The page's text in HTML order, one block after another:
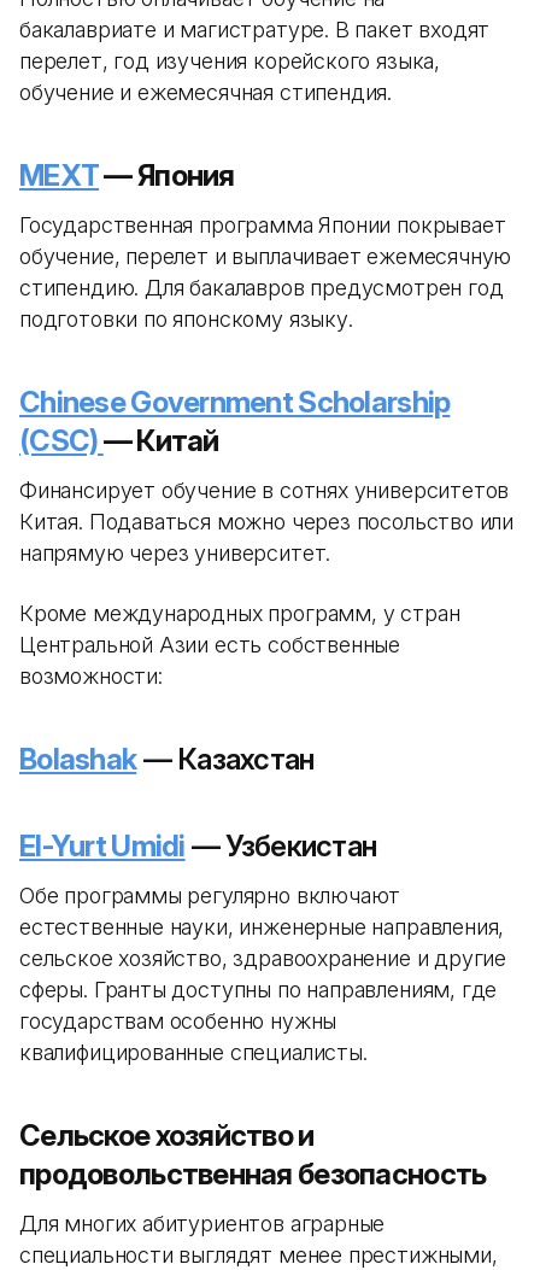
бакалавриате и магистратуре. В пакет входят
перелет, год изучения корейского языка,
обучение и ежемесячная стипендия.
MEXT— Япония
Государственная программа Японии покрывает
обучение, перелет и выплачивает ежемесячную
стипендию. Для бакалавров предусмотрен год
подготовки по японскому языку.
Chinese Government Scholarship
(CSC)— Китай
Финансирует обучение в сотнях университетов
Китая. Подаваться можно через посольство или
напрямую через университет.
Кроме международных программ, у стран
Центральной Азии есть собственные
возможности:
Bolashak— Казахстан
El-Yurt Umidi — Узбекистан
Обе программы регулярно включают
естественные науки, инженерные направления,
сельское хозяйство, здравоохранение и другие
сферы. Гранты доступны по направлениям, где
государствам особенно нужны
квалифицированные специалисты.
Сельское хозяйство и
продовольственная безопасность
Для многих абитуриентов аграрные
специальности выглядят менее престижными,